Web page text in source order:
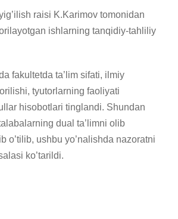
raisi K.Karimov tomonidan
ishlarning tanqidiy-tahliliy
fakultetda ta’lim sifati, ilmiy
tyutorlarning faoliyati
hisobotlari tinglandi. Shundan
dual ta’limni olib
o’tilib, ushbu yo’nalishda nazoratni
ko’tarildi.